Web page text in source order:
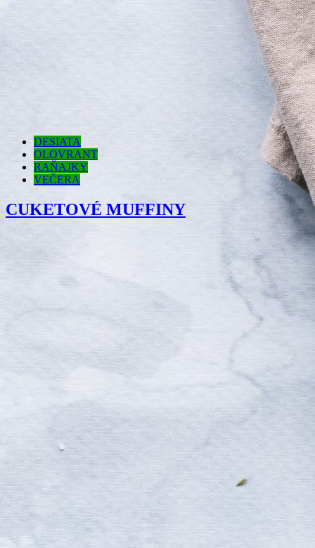
DESIATA
OLOVRANT
RAŇAJKY
VEČERA
CUKETOVÉ MUFFINY